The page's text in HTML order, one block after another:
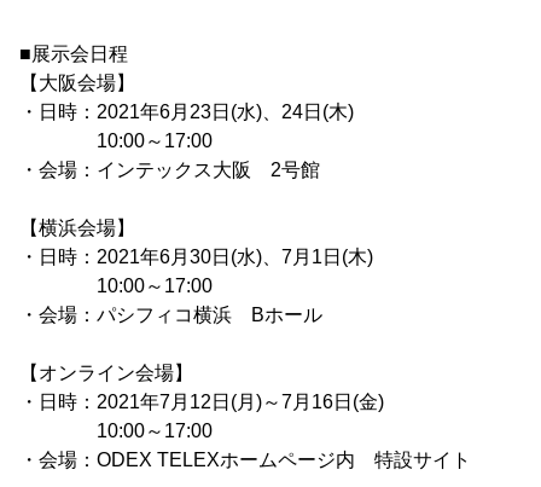
■展示会日程
【大阪会場】
・日時：2021年6月23日(水)、24日(木)
10:00～17:00
・会場：インテックス大阪 2号館
【横浜会場】
・日時：2021年6月30日(水)、7月1日(木)
10:00～17:00
・会場：パシフィコ横浜 Bホール
【オンライン会場】
・日時：2021年7月12日(月)～7月16日(金)
10:00～17:00
・会場：ODEX TELEXホームページ内 特設サイト